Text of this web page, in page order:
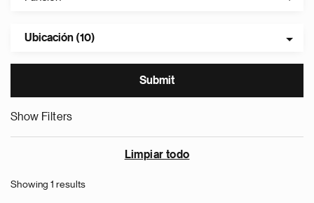
Ubicación (10)
Show Filters
Limpiar todo
Showing 1 results